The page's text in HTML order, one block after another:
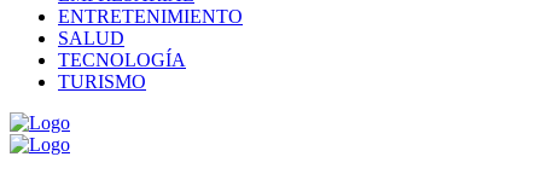
ENTRETENIMIENTO
SALUD
TECNOLOGÍA
TURISMO